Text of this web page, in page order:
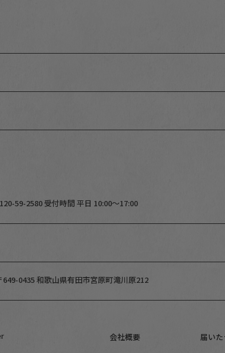
59-2580 受付時間 平日 10:00～17:00
649-0435 和歌山県有田市宮原町滝川原212
会社概要 届い